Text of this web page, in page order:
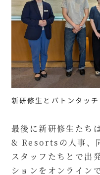
新研修生とバトンタッチ
最後に新研修生た
& Resortsの人事、
スタッフたちとで出
ションをオンライン